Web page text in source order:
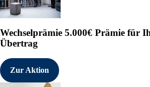
Wechselprämie 5.000€ Prämie für
Übertrag
Zur Aktion